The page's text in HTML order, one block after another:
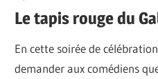
Le tapis rouge du
En cette soirée de
demander aux comédiens